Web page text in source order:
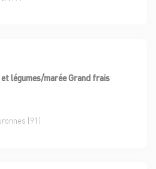
légumes/marée Grand frais
(91)